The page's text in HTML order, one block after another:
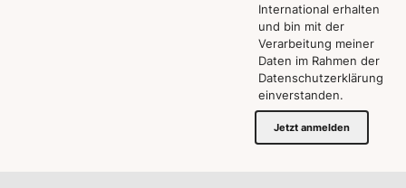
International erhalten
und bin mit der
Verarbeitung meiner
Daten im Rahmen der
Datenschutzerklärung
einverstanden.
Jetzt anmelden